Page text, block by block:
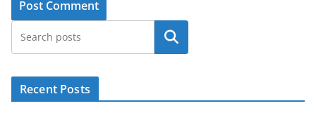
Search
Recent Posts